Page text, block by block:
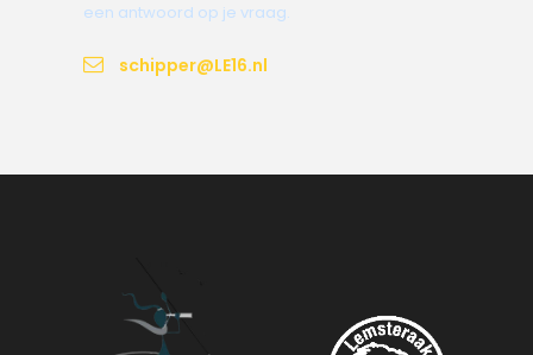
een antwoord op je vraag.
schipper@LE16.nl